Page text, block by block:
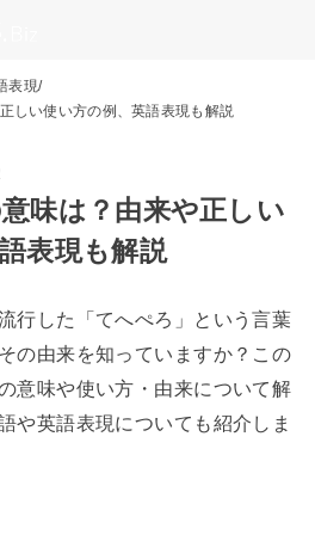
表現
しい使い方の例、英語表現も解説
味は？由来や正しい
表現も解説
行した「てへぺろ」という言葉
の由来を知っていますか？この
意味や使い方・由来について解
や英語表現についても紹介しま